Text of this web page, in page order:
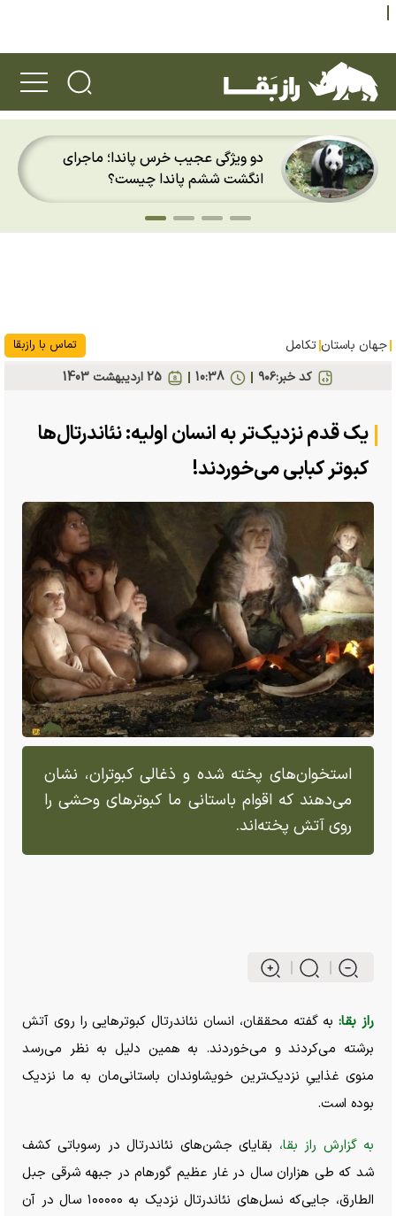
دو ویژگی عجیب خرس پاندا؛ ماجرای
انگشت ششم پاندا چیست؟
جهان باستان تکامل تماس با رازبقا
کد خبر:۹۰۶ 25 ارديبهشت 1403 10:38
یک قدم نزدیک‌تر به انسان اولیه: نئاندرتال‌ها
کبوتر کبابی می‌خوردند!
استخوان‌های پخته شده و ذغالی کبوتران، نشان
می‌دهند که اقوام باستانی ما کبوتر‌های وحشی را
روی آتش پخته‌اند.
راز بقا: به گفته محققان، انسان نئاندرتال‌ کبوتر‌هایی را روی آتش
برشته می‌کردند و می‌خوردند. به همین دلیل به نظر می‌رسد
منوی غذاییِ نزدیک‌‍ترین خویشاوندان باستانی‌مان به ما نزدیک
بوده است.
به گزارش راز بقا، بقایای جشن‌های نئاندرتال در رسوباتی کشف
شد که طی هزاران سال در غار عظیم گورهام در جبهه شرقی جبل
الطارق، جایی‌که نسل‌های نئاندرتال نزدیک به ۱۰۰۰۰۰ سال در آن